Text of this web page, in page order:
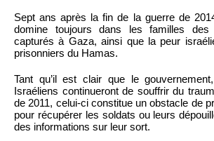
Sept ans après la fin de la guerre de
domine toujours dans les familles des
capturés à Gaza, ainsi que la peur
prisonniers du Hamas.
Tant qu’il est clair que le
Israéliens continueront de souffrir du
de 2011, celui-ci constitue un obstacle de
pour récupérer les soldats ou leurs
des informations sur leur sort.